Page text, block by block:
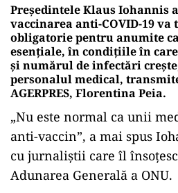
Preşedintele Klaus Iohannis
vaccinarea anti-COVID-19 va
obligatorie pentru anumite
esenţiale, în condiţiile în
şi numărul de infectări
personalul medical,
AGERPRES, Florentina Peia.
„Nu este normal ca unii
anti-vaccin”, a mai spus
cu jurnaliştii care îl
Adunarea Generală a ONU.